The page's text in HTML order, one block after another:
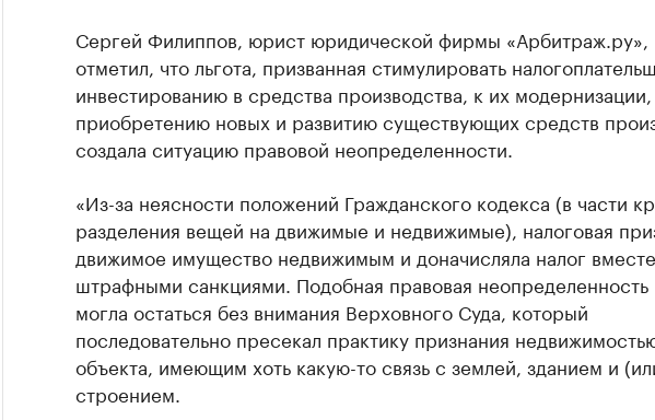
Сергей Филиппов, юрист юридической фирмы «Арбитраж.ру»,
отметил, что льгота, призванная стимулировать
инвестированию в средства производства, к их модернизации,
приобретению новых и развитию существующих средств
создала ситуацию правовой неопределенности.
«Из-за неясности положений Гражданского кодекса (в части
разделения вещей на движимые и недвижимые), налоговая
движимое имущество недвижимым и доначисляла налог
штрафными санкциями. Подобная правовая неопределенность
могла остаться без внимания Верховного Суда, который
последовательно пресекал практику признания
объекта, имеющим хоть какую-то связь с землей, зданием и
строением.